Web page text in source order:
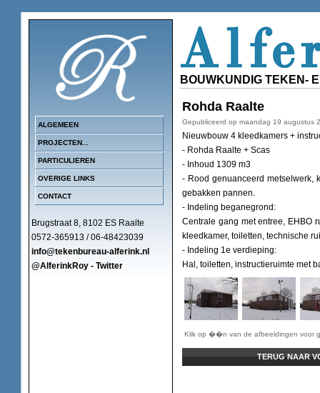
ALGEMEEN
PROJECTEN...
PARTICULIEREN
OVERIGE LINKS
CONTACT
Brugstraat 8, 8102 ES Raalte
0572-365913 / 06-48423039
info@tekenbureau-alferink.nl
@AlferinkRoy - Twitter
BOUWKUNDIG TEKEN-
Rohda Raalte
Gepubliceerd op maandag 19 augustus
Nieuwbouw 4 kleedkamers +
- Rohda Raalte + Scas
- Inhoud 1309 m3
- Rood genuanceerd metselwerk,
gebakken pannen.
- Indeling beganegrond:
Centrale gang met entree, EHBO
kleedkamer, toiletten, technische
- Indeling 1e verdieping:
Hal, toiletten, instructieruimte met
Klik op ��n van de afbeeldingen voor
TERUG NAAR